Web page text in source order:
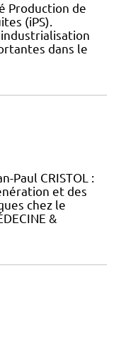
Production de
(iPS).
dans le
Paul CRISTOL :
et des
chez le
&